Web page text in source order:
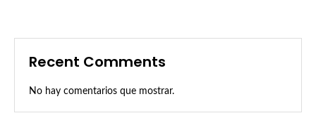
Recent Comments
No hay comentarios que mostrar.